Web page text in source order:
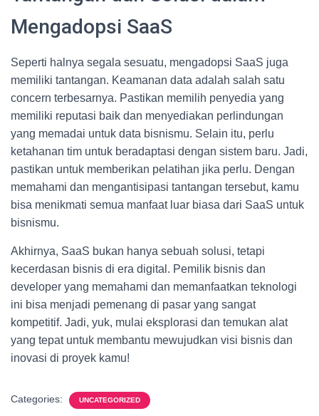
Mengadopsi SaaS
Seperti halnya segala sesuatu, mengadopsi SaaS juga
memiliki tantangan. Keamanan data adalah salah satu
concern terbesarnya. Pastikan memilih penyedia yang
memiliki reputasi baik dan menyediakan perlindungan
yang memadai untuk data bisnismu. Selain itu, perlu
ketahanan tim untuk beradaptasi dengan sistem baru. Jadi,
pastikan untuk memberikan pelatihan jika perlu. Dengan
memahami dan mengantisipasi tantangan tersebut, kamu
bisa menikmati semua manfaat luar biasa dari SaaS untuk
bisnismu.
Akhirnya, SaaS bukan hanya sebuah solusi, tetapi
kecerdasan bisnis di era digital. Pemilik bisnis dan
developer yang memahami dan memanfaatkan teknologi
ini bisa menjadi pemenang di pasar yang sangat
kompetitif. Jadi, yuk, mulai eksplorasi dan temukan alat
yang tepat untuk membantu mewujudkan visi bisnis dan
inovasi di proyek kamu!
Categories: UNCATEGORIZED